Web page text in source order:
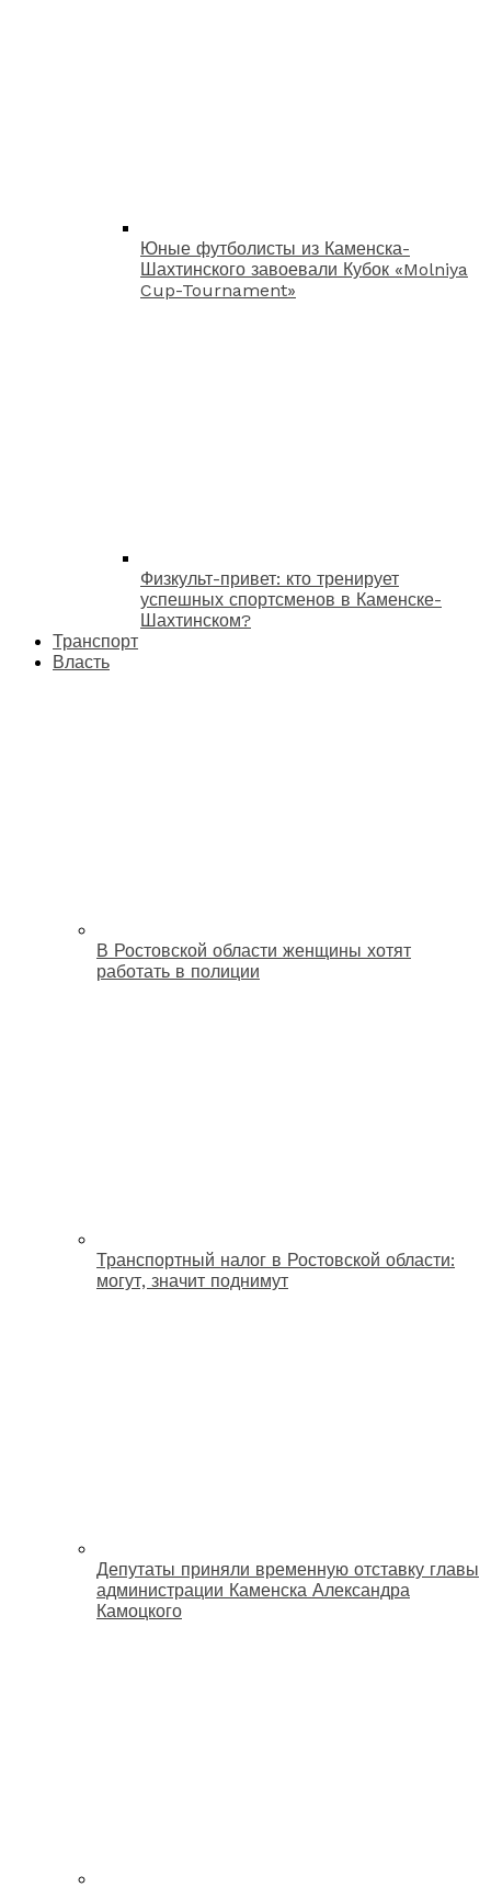
Юные футболисты из Каменска-
Шахтинского завоевали Кубок «Molniya
Cup-Tournament»
Физкульт-привет: кто тренирует
успешных спортсменов в Каменске-
Шахтинском?
Транспорт
Власть
В Ростовской области женщины хотят
работать в полиции
Транспортный налог в Ростовской области:
могут, значит поднимут
Депутаты приняли временную отставку главы
администрации Каменска Александра
Камоцкого